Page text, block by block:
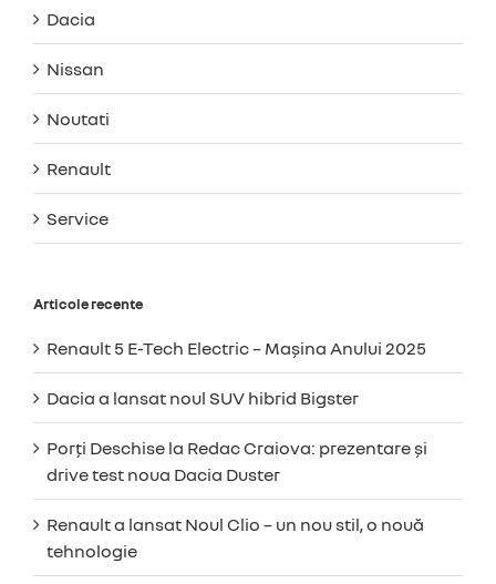
Dacia
Nissan
Noutati
Renault
Service
Articole recente
Renault 5 E-Tech Electric – Mașina Anului 2025
Dacia a lansat noul SUV hibrid Bigster
Porți Deschise la Redac Craiova: prezentare și
drive test noua Dacia Duster
Renault a lansat Noul Clio – un nou stil, o nouă
tehnologie